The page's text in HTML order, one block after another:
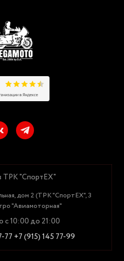
ТРК "СпортЕХ"
дом 2 (ТРК "СпортЕХ", 3
"Авиамоторная"
с 10:00 до 21:00
77 +7 (915) 145 77-99